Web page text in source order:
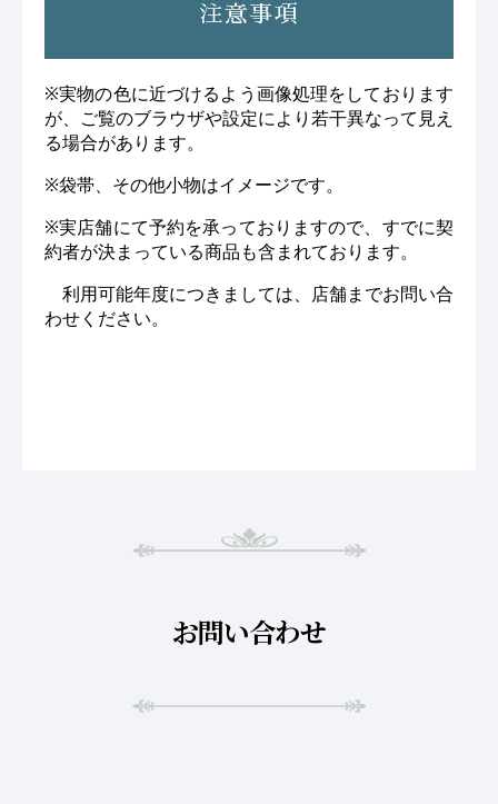
注意事項
※実物の色に近づけるよう画像処理をしております
が、ご覧のブラウザや設定により若干異なって見え
る場合があります。
※袋帯、その他小物はイメージです。
※実店舗にて予約を承っておりますので、すでに契
約者が決まっている商品も含まれております。
利用可能年度につきましては、店舗までお問い合
わせください。
お問い合わせ